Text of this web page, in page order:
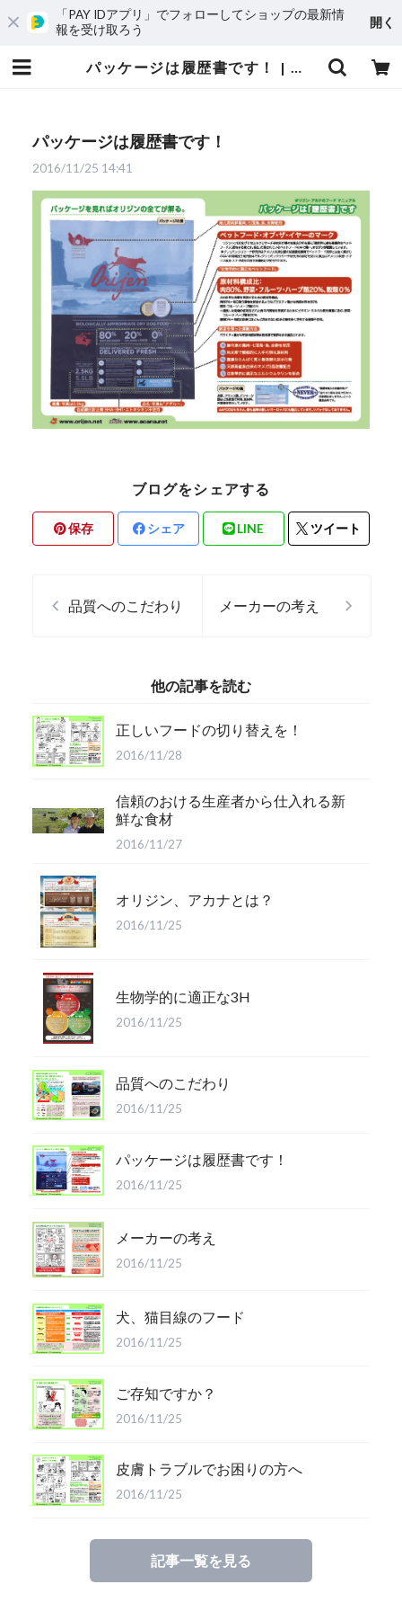
「PAY IDアプリ」でフォローしてショップの最新情
報を受け取ろう
開く
パッケージは履歴書です！ | アカナ.com
パッケージは履歴書です！
2016/11/25 14:41
ブログをシェアする
保存 シェア LINE ツイート
品質へのこだわり メーカーの考え
他の記事を読む
正しいフードの切り替えを！
2016/11/28
信頼のおける生産者から仕入れる新
鮮な食材
2016/11/27
オリジン、アカナとは？
2016/11/25
生物学的に適正な3H
2016/11/25
品質へのこだわり
2016/11/25
パッケージは履歴書です！
2016/11/25
メーカーの考え
2016/11/25
犬、猫目線のフード
2016/11/25
ご存知ですか？
2016/11/25
皮膚トラブルでお困りの方へ
2016/11/25
記事一覧を見る